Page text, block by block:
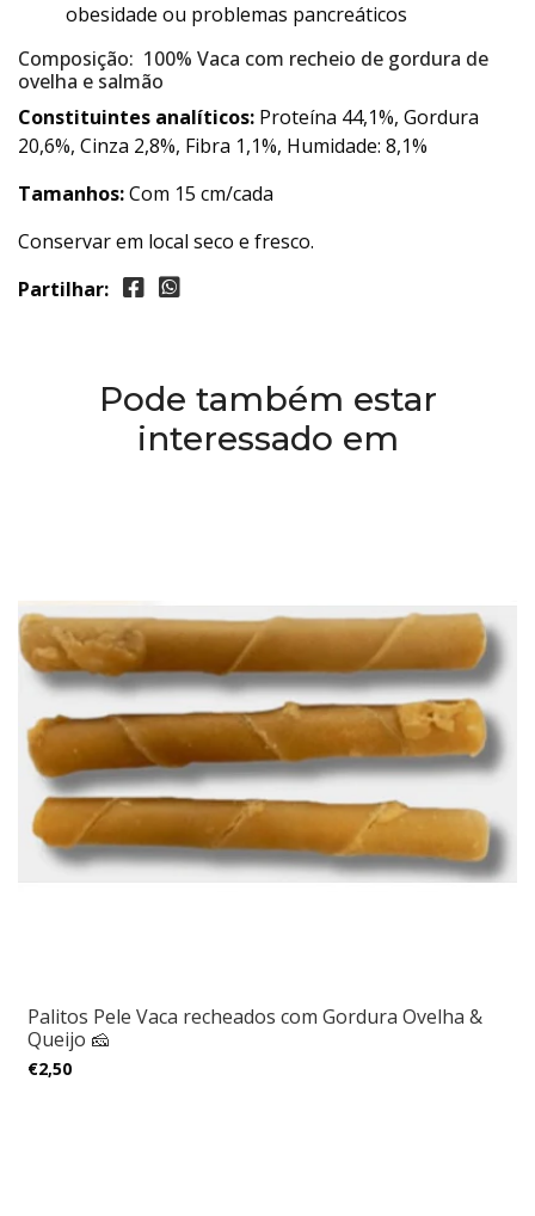
obesidade ou problemas pancreáticos
Composição: 100% Vaca com recheio de gordura de
ovelha e salmão
Constituintes analíticos: Proteína 44,1%, Gordura
20,6%, Cinza 2,8%, Fibra 1,1%, Humidade: 8,1%
Tamanhos:Com 15 cm/cada
Conservar em local seco e fresco.
Partilhar:
Pode também estar
interessado em
Palitos Pele Vaca recheados com Gordura Ovelha &
Queijo 🧀
€2,50